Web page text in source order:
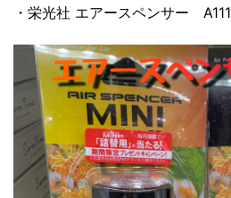
・栄光社 エアースペンサー A111